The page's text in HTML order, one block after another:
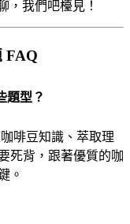
，我們吧檯見！
FAQ
題型？
啡豆知識、萃取理
死背，跟著優質的咖
。